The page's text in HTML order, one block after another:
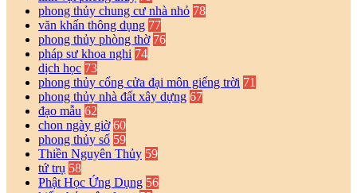
phong thủy chung cư nhà nhỏ 78
văn khấn thông dụng 77
phong thủy phòng thờ 76
pháp sư khoa nghi 74
dịch học 73
phong thủy cổng cửa đại môn giếng trời 71
phong thủy nhà đất xây dựng 67
đạo mẫu 62
chon ngày giờ 60
phong thủy số 59
Thiền Nguyên Thủy 59
tứ trụ 58
Phật Học Ứng Dụng 56